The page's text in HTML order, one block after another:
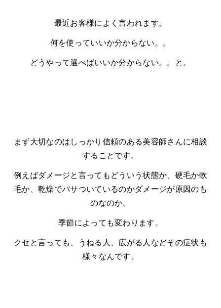
最近お客様によく言われます。
何を使っていいか分からない。。
どうやって選べばいいか分からない。。と。
まず大切なのはしっかり信頼のある美容師さんに相談
することです。
例えばダメージと言ってもどういう状態か、硬毛か軟
毛か、乾燥でパサついているのかダメージが原因のも
のなのか、
季節によっても変わります。
クセと言っても、うねる人、広がる人などその症状も
様々なんです。